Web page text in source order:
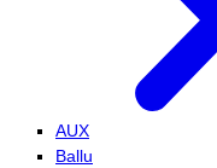
AUX
Ballu